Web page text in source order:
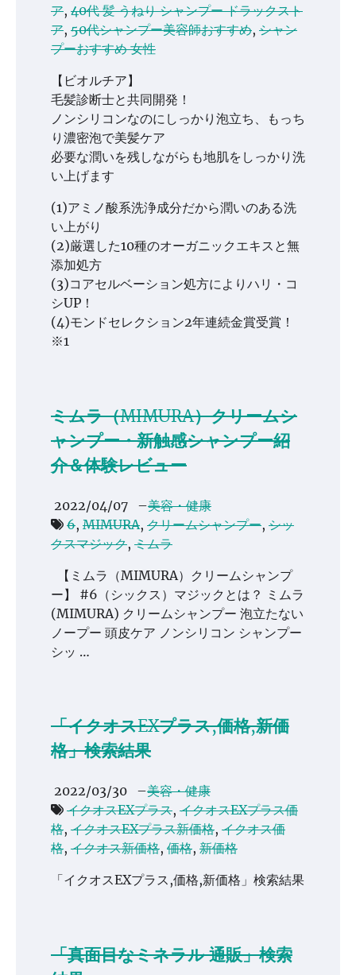
ア, 40代 髪 うねり シャンプー ドラックスト
ア, 50代シャンプー美容師おすすめ, シャン
プーおすすめ 女性
【ビオルチア】
毛髪診断士と共同開発！
ノンシリコンなのにしっかり泡立ち、もっち
り濃密泡で美髪ケア
必要な潤いを残しながらも地肌をしっかり洗
い上げます
(1)アミノ酸系洗浄成分だから潤いのある洗
い上がり
(2)厳選した10種のオーガニックエキスと無
添加処方
(3)コアセルベーション処方によりハリ・コ
シUP！
(4)モンドセレクション2年連続金賞受賞！
※1
ミムラ（MIMURA）クリームシ
ャンプー・新触感シャンプー紹
介＆体験レビュー
2022/04/07 –美容・健康
6, MIMURA, クリームシャンプー, シッ
クスマジック, ミムラ
【ミムラ（MIMURA）クリームシャンプ
ー】 #6（シックス）マジックとは？ ミムラ
(MIMURA) クリームシャンプー 泡立たない
ノープー 頭皮ケア ノンシリコン シャンプー
シッ …
「イクオスEXプラス,価格,新価
格」検索結果
2022/03/30 –美容・健康
イクオスEXプラス, イクオスEXプラス価
格, イクオスEXプラス新価格, イクオス価
格, イクオス新価格, 価格, 新価格
「イクオスEXプラス,価格,新価格」検索結果
「真面目なミネラル 通販」検索